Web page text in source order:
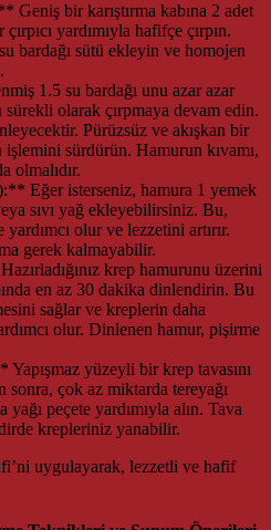
Geniş bir karıştırma kabına 2 adet
yardımıyla hafifçe çırpın.
bardağı sütü ekleyin ve homojen
1.5 su bardağı unu azar azar
olarak çırpmaya devam edin.
Pürüzsüz ve akışkan bir
işlemini sürdürün. Hamurun kıvamı,
olmalıdır.
Eğer isterseniz, hamura 1 yemek
sıvı yağ ekleyebilirsiniz. Bu,
olur ve lezzetini artırır.
gerek kalmayabilir.
krep hamurunu üzerini
en az 30 dakika dinlendirin. Bu
sağlar ve kreplerin daha
olur. Dinlenen hamur, pişirme
Yapışmaz yüzeyli bir krep tavasını
sonra, çok az miktarda tereyağı
yağı peçete yardımıyla alın. Tava
krepleriniz yanabilir.
uygulayarak, lezzetli ve hafif